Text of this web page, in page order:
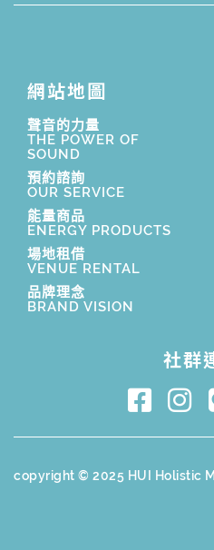
網站地圖
聲音的力量
THE POWER OF
SOUND
預約諮詢
OUR SERVICE
能量商品
ENERGY PRODUCTS
場地租借
VENUE RENTAL
品牌理念
BRAND VISION
社群
copyright © 2025 HUI Holistic